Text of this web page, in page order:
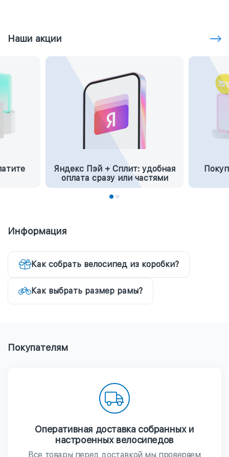
Наши акции
Яндекс Пэй + Сплит: удобная
оплата сразу или частями
Информация
Как собрать велосипед из коробки?
Как выбрать размер рамы?
Покупателям
Оперативная доставка собранных и
настроенных велосипедов
Все товары перед доставкой мы проверяем